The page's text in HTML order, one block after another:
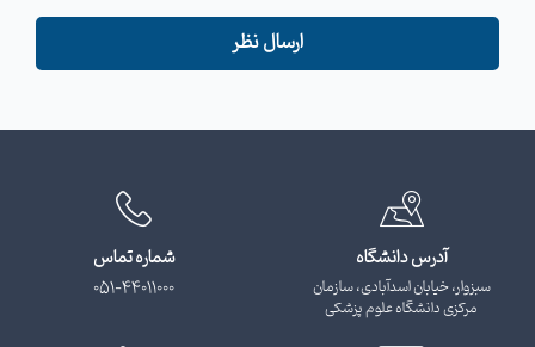
ارسال نظر
آدرس دانشگاه
سبزوار، خیابان اسدآبادی، سازمان
مرکزی دانشگاه علوم پزشکی
شماره تماس
051-44011000